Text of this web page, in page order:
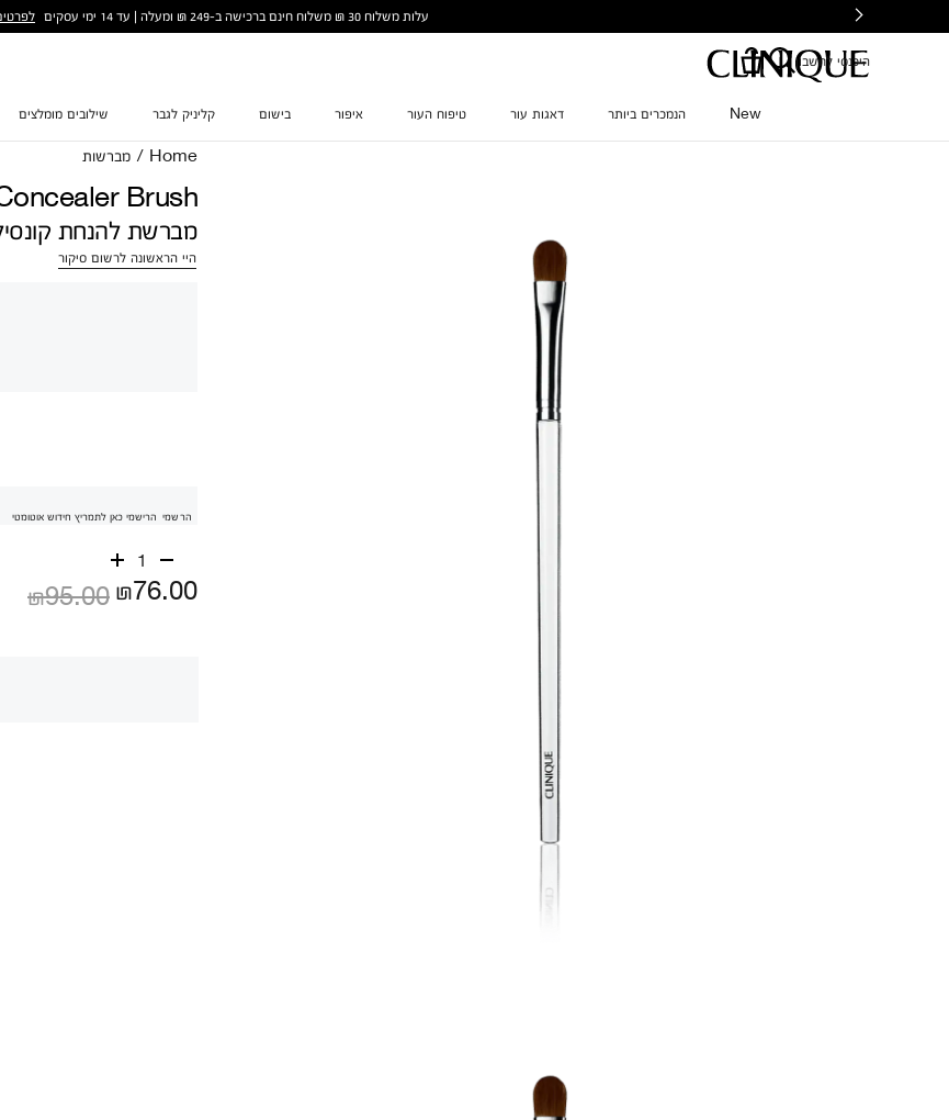
עלות משלוח 30 ₪ משלוח חינם ברכישה ב-249 ₪ ומעלה | עד 14 ימי עסקים
היכנסי לחשבון
New הנמכרים ביותר דאגות עור טיפוח העור איפור בישום קליניק לגבר שילובים מומלצים
Home
/ מברשות
Brush
מברשת להנחת
היי הראשונה לרשום סיקור
הרשמי הרישמי כאן לתמריץ חידוש אוטומטי
1
₪95.00 ₪76.00